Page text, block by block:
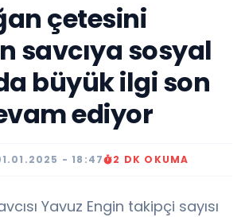
çetesini
savcıya sosyal
büyük ilgi son
ediyor
- 18:47 2 DK OKUMA
Yavuz Engin takipçi sayısı